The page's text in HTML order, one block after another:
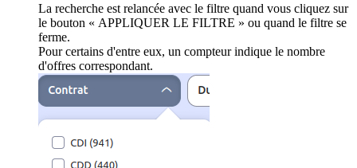
La recherche est relancée avec le filtre quand vous cliquez sur
le bouton « APPLIQUER LE FILTRE » ou quand le filtre se
ferme.
Pour certains d'entre eux, un compteur indique le nombre
d'offres correspondant.